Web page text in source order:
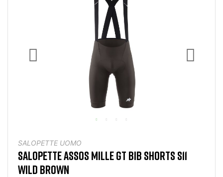
SALOPETTE UOMO
SALOPETTE ASSOS MILLE GT BIB SHORTS S11
WILD BROWN